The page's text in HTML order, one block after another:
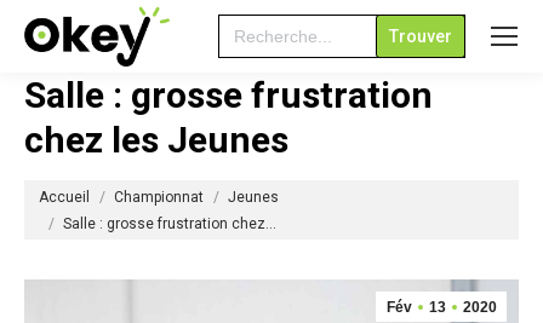
Search
for:
Salle : grosse frustration
chez les Jeunes
Accueil Championnat
Jeunes
Salle : grosse frustration chez…
Fév 13 2020